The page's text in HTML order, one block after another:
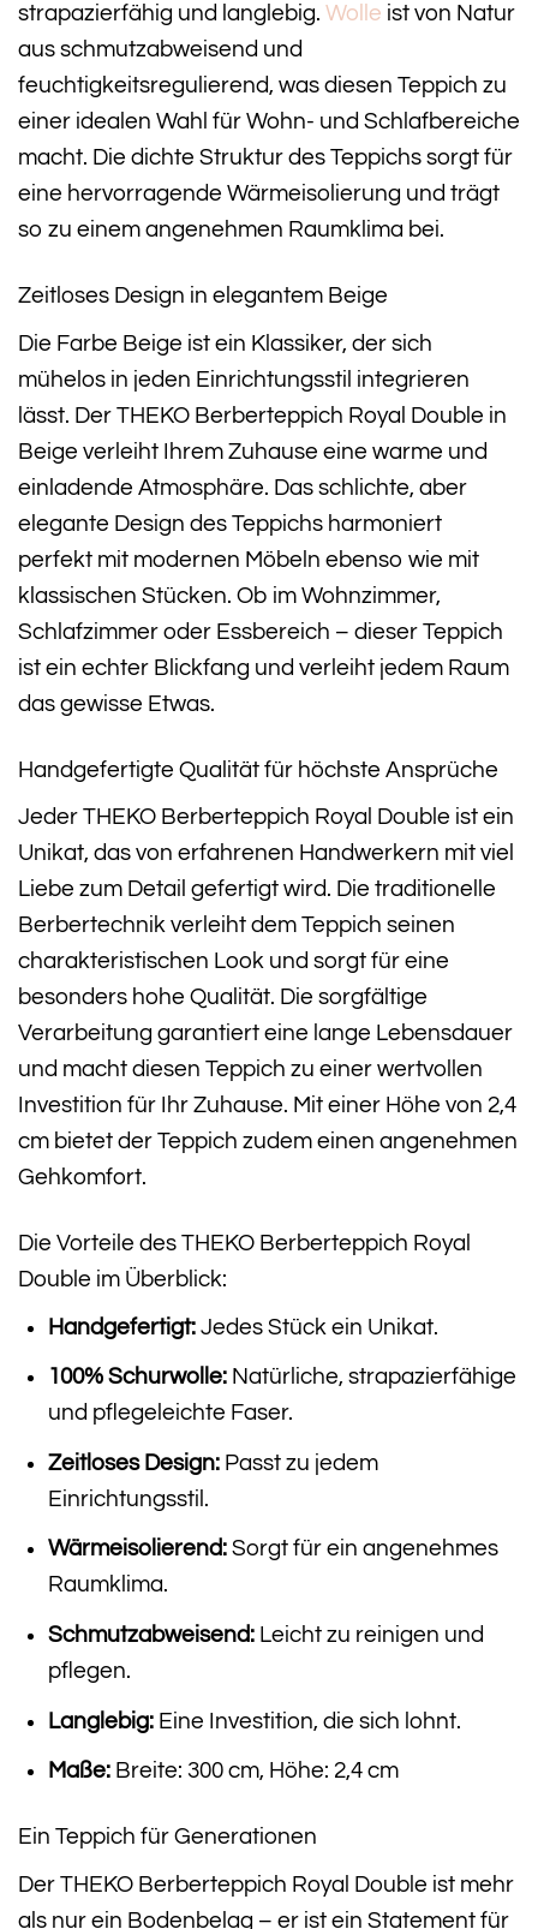
strapazierfähig und langlebig. Wolle ist von Natur
aus schmutzabweisend und
feuchtigkeitsregulierend, was diesen Teppich zu
einer idealen Wahl für Wohn- und Schlafbereiche
macht. Die dichte Struktur des Teppichs sorgt für
eine hervorragende Wärmeisolierung und trägt
so zu einem angenehmen Raumklima bei.
Zeitloses Design in elegantem Beige
Die Farbe Beige ist ein Klassiker, der sich
mühelos in jeden Einrichtungsstil integrieren
lässt. Der THEKO Berberteppich Royal Double in
Beige verleiht Ihrem Zuhause eine warme und
einladende Atmosphäre. Das schlichte, aber
elegante Design des Teppichs harmoniert
perfekt mit modernen Möbeln ebenso wie mit
klassischen Stücken. Ob im Wohnzimmer,
Schlafzimmer oder Essbereich – dieser Teppich
ist ein echter Blickfang und verleiht jedem Raum
das gewisse Etwas.
Handgefertigte Qualität für höchste Ansprüche
Jeder THEKO Berberteppich Royal Double ist ein
Unikat, das von erfahrenen Handwerkern mit viel
Liebe zum Detail gefertigt wird. Die traditionelle
Berbertechnik verleiht dem Teppich seinen
charakteristischen Look und sorgt für eine
besonders hohe Qualität. Die sorgfältige
Verarbeitung garantiert eine lange Lebensdauer
und macht diesen Teppich zu einer wertvollen
Investition für Ihr Zuhause. Mit einer Höhe von 2,4
cm bietet der Teppich zudem einen angenehmen
Gehkomfort.
Die Vorteile des THEKO Berberteppich Royal
Double im Überblick:
Handgefertigt:Jedes Stück ein Unikat.
100% Schurwolle:Natürliche, strapazierfähige
und pflegeleichte Faser.
Zeitloses Design:Passt zu jedem
Einrichtungsstil.
Wärmeisolierend:Sorgt für ein angenehmes
Raumklima.
Schmutzabweisend:Leicht zu reinigen und
pflegen.
Langlebig:Eine Investition, die sich lohnt.
Maße:Breite: 300 cm, Höhe: 2,4 cm
Ein Teppich für Generationen
Der THEKO Berberteppich Royal Double ist mehr
als nur ein Bodenbelag – er ist ein Statement für